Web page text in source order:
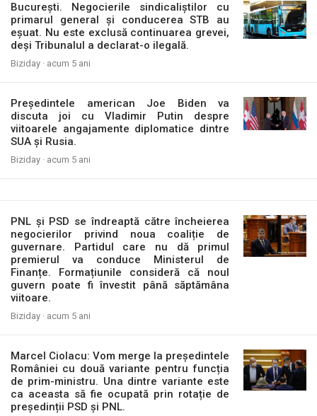
București. Negocierile sindicaliștilor cu
primarul general și conducerea STB au
eșuat. Nu este exclusă continuarea grevei,
deși Tribunalul a declarat-o ilegală.
Biziday · acum 5 ani
Președintele american Joe Biden va
discuta joi cu Vladimir Putin despre
viitoarele angajamente diplomatice dintre
SUA și Rusia.
Biziday · acum 5 ani
PNL și PSD se îndreaptă către încheierea
negocierilor privind noua coaliție de
guvernare. Partidul care nu dă primul
premierul va conduce Ministerul de
Finanțe. Formațiunile consideră că noul
guvern poate fi învestit până săptămâna
viitoare.
Biziday · acum 5 ani
Marcel Ciolacu: Vom merge la președintele
României cu două variante pentru funcția
de prim-ministru. Una dintre variante este
ca aceasta să fie ocupată prin rotație de
președinții PSD și PNL.